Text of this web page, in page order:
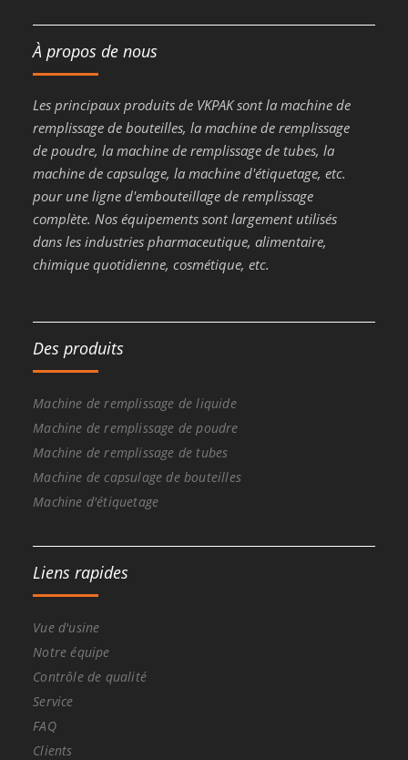
À propos de nous
Les principaux produits de VKPAK sont la machine de
remplissage de bouteilles, la machine de remplissage
de poudre, la machine de remplissage de tubes, la
machine de capsulage, la machine d'étiquetage, etc.
pour une ligne d'embouteillage de remplissage
complète. Nos équipements sont largement utilisés
dans les industries pharmaceutique, alimentaire,
chimique quotidienne, cosmétique, etc.
Des produits
Machine de remplissage de liquide
Machine de remplissage de poudre
Machine de remplissage de tubes
Machine de capsulage de bouteilles
Machine d'étiquetage
Liens rapides
Vue d'usine
Notre équipe
Contrôle de qualité
Service
FAQ
Clients